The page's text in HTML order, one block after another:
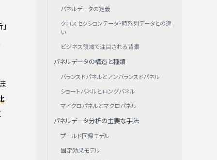
パネルデータの定義
クロスセクションデータ・時系列データとの違
い
ビジネス領域で注目される背景
パネルデータの構造と種類
バランスドパネルとアンバランスドパネル
ショートパネルとロングパネル
マイクロパネルとマクロパネル
パネルデータ分析の主要な手法
プールド回帰モデル
固定効果モデル